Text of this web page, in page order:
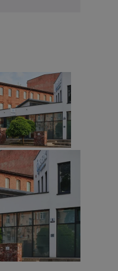
korzystanie z podstawowych
ze strony internetowej.
Provider/
Domena
sosnowiecki.pl
sosnowiecki.pl
sosnowiecki.pl